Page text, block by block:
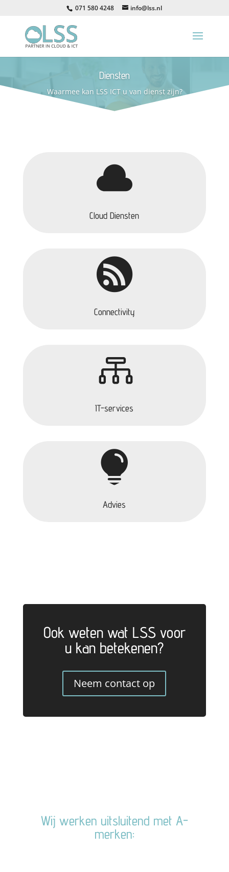
071 580 4248 info@lss.nl
Diensten
Waarmee kan LSS ICT u van dienst zijn?

Cloud Diensten

Connectivity

IT-services

Advies
Ook weten wat LSS voor
u kan betekenen?
Neem contact op
Wij werken uitsluitend met A-
merken: